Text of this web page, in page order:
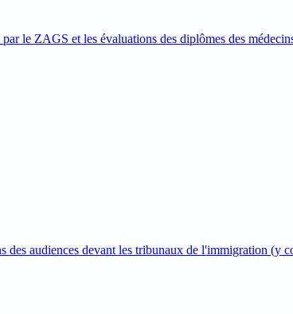
le ZAGS et les évaluations des diplômes des
audiences devant les tribunaux de l'immigration (y